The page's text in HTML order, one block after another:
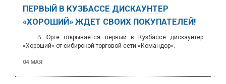
ПЕРВЫЙ В КУЗБАССЕ ДИСКАУНТЕР
«ХОРОШИЙ» ЖДЕТ СВОИХ ПОКУПАТЕЛЕЙ!
В Юрге открывается первый в Кузбассе дискаунтер
«Хороший» от сибирской торговой сети «Командор».
04 МАЯ